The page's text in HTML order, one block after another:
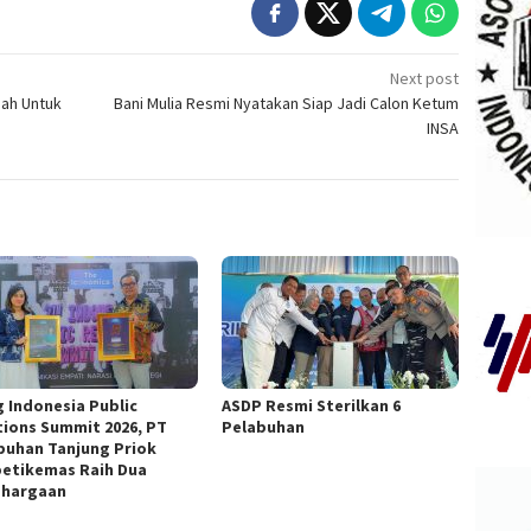
Untuk
Next post
Bani Mulia Resmi Nyatakan Siap Jadi Calon Ketum
INSA
Indonesia Public
Summit 2026, PT
Tanjung Priok
Raih Dua
ASDP Resmi Sterilkan 6
Pelabuhan